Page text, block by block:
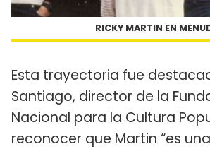
RICKY MARTIN EN
Esta trayectoria fue
Santiago, director de la
Nacional para la Cultura
reconocer que Martin “es